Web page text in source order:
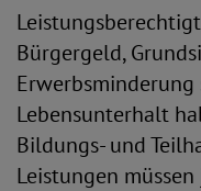
Bürgergeld,
Lebensunterhalt
Bildungs- und
Leistungen